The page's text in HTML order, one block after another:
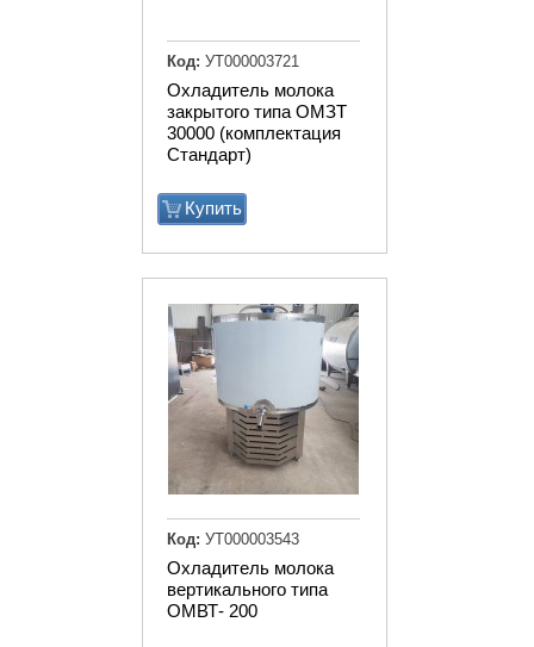
Охладитель молока
закрытого типа ОМЗТ
30000 (комплектация
Стандарт)
Купить
Код: УТ000003721
Охладитель молока
вертикального типа
ОМВТ- 200
Код: УТ000003543